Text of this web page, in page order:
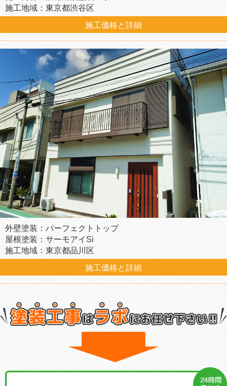
施工地域：東京都渋谷区
施工価格と詳細
外壁塗装：パーフェクトトップ
屋根塗装：サーモアイSi
施工地域：東京都品川区
施工価格と詳細